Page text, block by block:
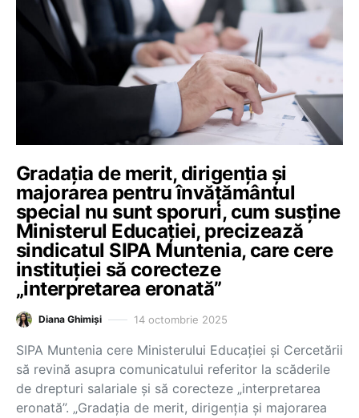
Gradația de merit, dirigenția și
majorarea pentru învățământul
special nu sunt sporuri, cum susține
Ministerul Educației, precizează
sindicatul SIPA Muntenia, care cere
instituției să corecteze
„interpretarea eronată”
Diana Ghimiși 14 octombrie 2025
SIPA Muntenia cere Ministerului Educației și Cercetării
să revină asupra comunicatului referitor la scăderile
de drepturi salariale și să corecteze „interpretarea
eronată”. „Gradația de merit, dirigenția și majorarea